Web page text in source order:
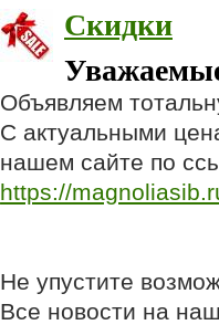
Скидки
Объявляем
С актуальными
нашем сайте по
https://
Не упустите
Все новости на